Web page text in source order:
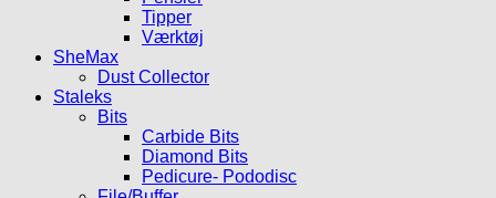
Tipper
Værktøj
SheMax
Dust Collector
Staleks
Bits
Carbide Bits
Diamond Bits
Pedicure- Pododisc